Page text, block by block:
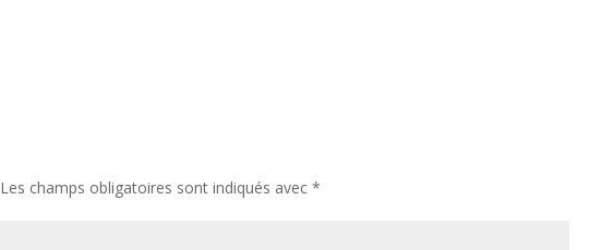
Les champs obligatoires sont indiqués avec*